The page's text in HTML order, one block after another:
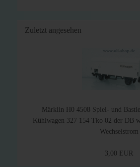
Zuletzt angesehen
Märklin H0 4508 Spiel- und
Kühlwagen 327 154 Tko 02 der DB
Wechselstrom
3,00 EUR